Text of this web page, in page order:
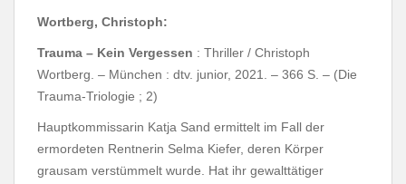
Wortberg, Christoph:
Trauma – Kein Vergessen : Thriller / Christoph
Wortberg. – München : dtv. junior, 2021. – 366 S. – (Die
Trauma-Triologie ; 2)
Hauptkommissarin Katja Sand ermittelt im Fall der
ermordeten Rentnerin Selma Kiefer, deren Körper
grausam verstümmelt wurde. Hat ihr gewalttätiger